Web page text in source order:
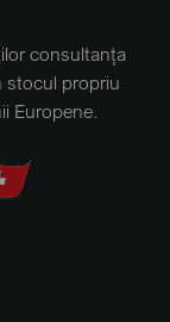
consultanța
stocul propriu
Europene.